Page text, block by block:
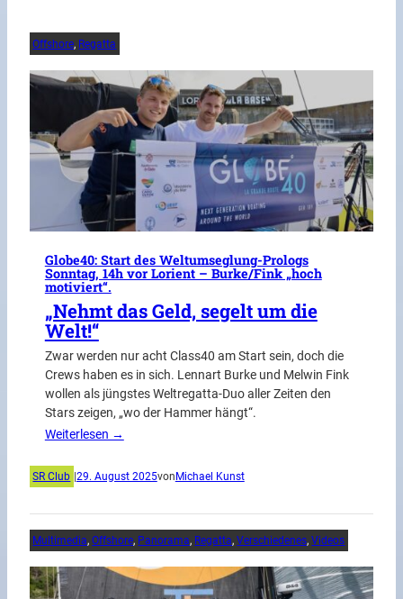
Offshore, Regatta
Globe40: Start des Weltumseglung-Prologs
Sonntag, 14h vor Lorient – Burke/Fink „hoch
motiviert“.
„Nehmt das Geld, segelt um die
Welt!“
Zwar werden nur acht Class40 am Start sein, doch die
Crews haben es in sich. Lennart Burke und Melwin Fink
wollen als jüngstes Weltregatta-Duo aller Zeiten den
Stars zeigen, „wo der Hammer hängt“.
Weiterlesen →
SR Club 29. August 2025von Michael Kunst
Multimedia, Offshore, Panorama, Regatta, Verschiedenes, Videos